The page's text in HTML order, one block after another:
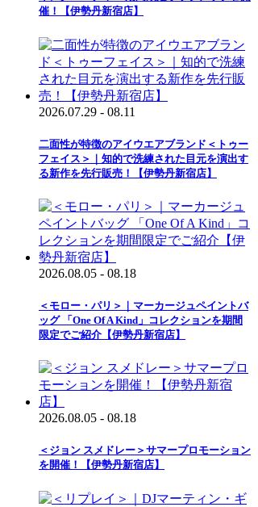
催！【伊勢丹新宿店】
2026.07.29 - 08.11
二面性が特徴のアイウエアブランド＜トゥー
フェイス＞｜知的で洗練された目元を演出す
る新作を先行販売！【伊勢丹新宿店】
2026.08.05 - 08.18
＜モロー・パリ＞｜マーカージュペイントバ
ッグ 「One Of A Kind」コレクションを期間
限定でご紹介【伊勢丹新宿店】
2026.08.05 - 08.18
＜ジョン スメドレー＞サマープロモーション
を開催！【伊勢丹新宿店】